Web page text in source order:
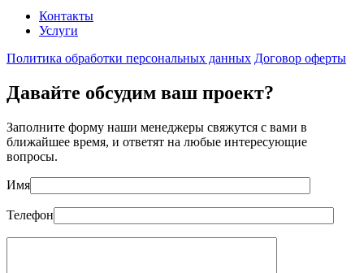
Контакты
Услуги
Политика обработки персональных данных Договор оферты
Давайте обсудим ваш проект?
Заполните форму наши менеджеры свяжутся с вами в
ближайшее время, и ответят на любые интересующие
вопросы.
Имя
Телефон